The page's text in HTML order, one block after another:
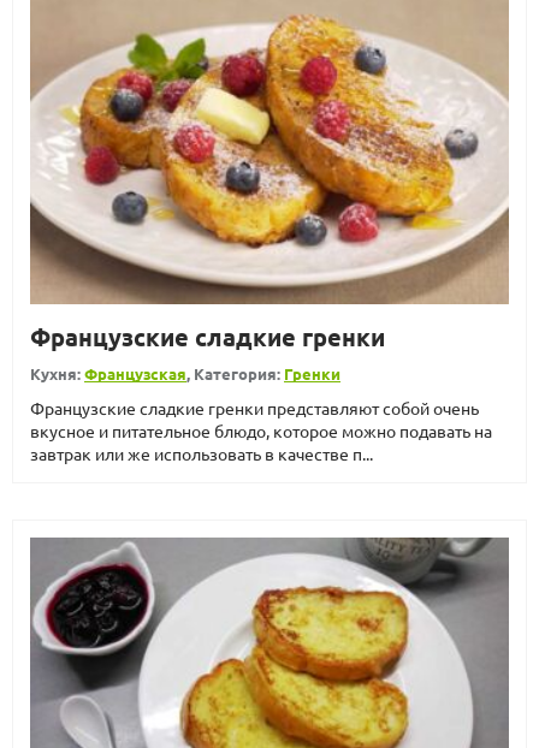
Французские сладкие гренки
Кухня:Французская, Категория: Гренки
Французские сладкие гренки представляют собой очень
вкусное и питательное блюдо, которое можно подавать на
завтрак или же использовать в качестве п...